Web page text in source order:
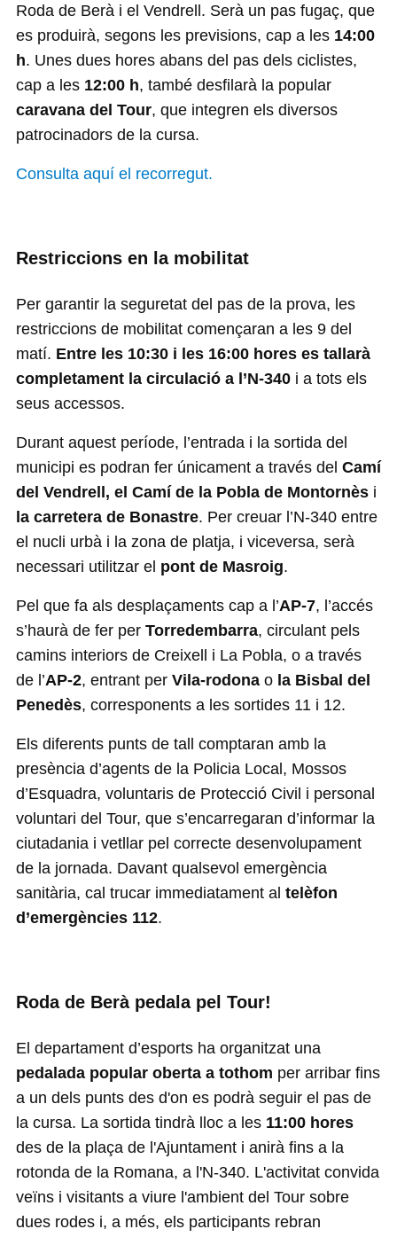
Roda de Berà i el Vendrell. Serà un pas fugaç, que
es produirà, segons les previsions, cap a les 14:00
h. Unes dues hores abans del pas dels ciclistes,
cap a les 12:00 h, també desfilarà la popular
caravana del Tour, que integren els diversos
patrocinadors de la cursa.
Consulta aquí el recorregut.
Restriccions en la mobilitat
Per garantir la seguretat del pas de la prova, les
restriccions de mobilitat començaran a les 9 del
matí. Entre les 10:30 i les 16:00 hores es tallarà
completament la circulació a l’N-340i a tots els
seus accessos.
Durant aquest període, l’entrada i la sortida del
municipi es podran fer únicament a través del Camí
del Vendrell, el Camí de la Pobla de Montornèsi
la carretera de Bonastre. Per creuar l’N-340 entre
el nucli urbà i la zona de platja, i viceversa, serà
necessari utilitzar el pont de Masroig.
Pel que fa als desplaçaments cap a l’AP-7, l’accés
s’haurà de fer per Torredembarra, circulant pels
camins interiors de Creixell i La Pobla, o a través
de l’AP-2, entrant per Vila-rodonao la Bisbal del
Penedès, corresponents a les sortides 11 i 12.
Els diferents punts de tall comptaran amb la
presència d’agents de la Policia Local, Mossos
d’Esquadra, voluntaris de Protecció Civil i personal
voluntari del Tour, que s’encarregaran d’informar la
ciutadania i vetllar pel correcte desenvolupament
de la jornada. Davant qualsevol emergència
sanitària, cal trucar immediatament al telèfon
d’emergències 112.
Roda de Berà pedala pel Tour!
El departament d’esports ha organitzat una
pedalada popular oberta a tothom per arribar fins
a un dels punts des d'on es podrà seguir el pas de
la cursa. La sortida tindrà lloc a les 11:00 hores
des de la plaça de l'Ajuntament i anirà fins a la
rotonda de la Romana, a l'N-340. L'activitat convida
veïns i visitants a viure l'ambient del Tour sobre
dues rodes i, a més, els participants rebran